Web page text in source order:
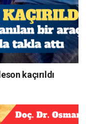
kaçırıldı